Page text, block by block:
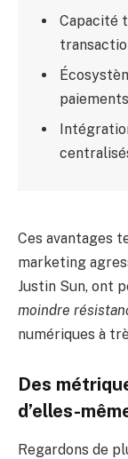
Capacité
Ces avantages
marketing
Justin Sun, ont
moindre
numériques à
Des
d’elles-
Regardons de